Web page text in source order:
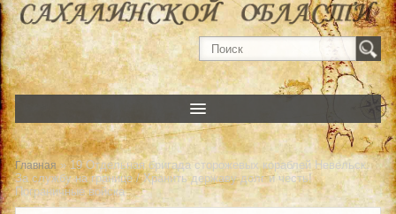
Главная » 19 Отдельная бригада сторожевых кораблей Невельск.
За службу на границе / Хранить державу долг и честь!
Пограничные войска